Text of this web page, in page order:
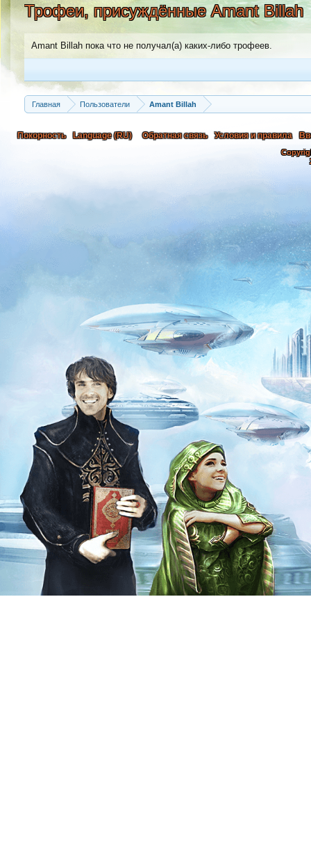
Трофеи, присуждённые Amant Billah
Amant Billah пока что не получал(а) каких-либо трофеев.
Главная Пользователи Amant Billah
Покорность Language (RU) Обратная связь Условия и правила